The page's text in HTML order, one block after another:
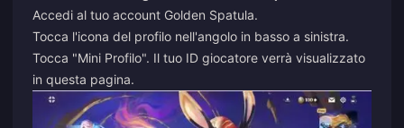
Accedi al tuo account Golden Spatula.
Tocca l'icona del profilo nell'angolo in basso a sinistra.
Tocca "Mini Profilo". Il tuo ID giocatore verrà visualizzato
in questa pagina.